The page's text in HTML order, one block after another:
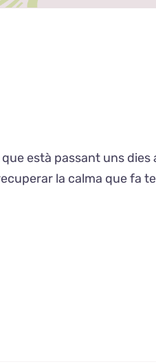
està passant uns
la calma que fa